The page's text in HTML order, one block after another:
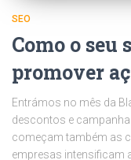
SEO
Como o seu
promover
Entrámos no mês da
descontos e
começam também as
empresas intensificam